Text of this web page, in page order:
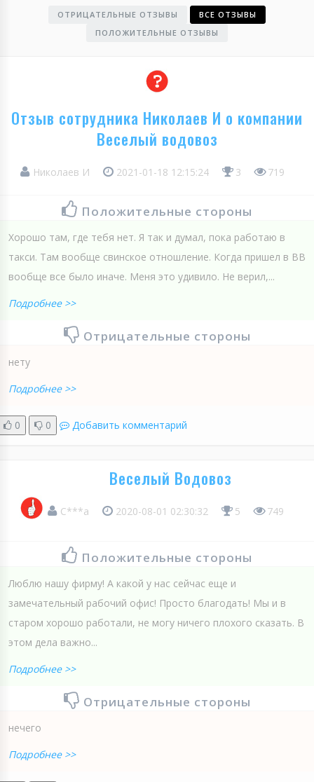
ОТРИЦАТЕЛЬНЫЕ ОТЗЫВЫ
ВСЕ ОТЗЫВЫ
ПОЛОЖИТЕЛЬНЫЕ ОТЗЫВЫ
Отзыв сотрудника Николаев И о компании
Веселый водовоз
Николаев И 2021-01-18 12:15:24 3 719
Положительные стороны
Хорошо там, где тебя нет. Я так и думал, пока работаю в
такси. Там вообще свинское отношление. Когда пришел в ВВ
вообще все было иначе. Меня это удивило. Не верил,...
Подробнее >>
Отрицательные стороны
нету
Подробнее >>
0 0 Добавить комментарий
Веселый Водовоз
С***а 2020-08-01 02:30:32 5 749
Положительные стороны
Люблю нашу фирму! А какой у нас сейчас еще и
замечательный рабочий офис! Просто благодать! Мы и в
старом хорошо работали, не могу ничего плохого сказать. В
этом дела важно...
Подробнее >>
Отрицательные стороны
нечего
Подробнее >>